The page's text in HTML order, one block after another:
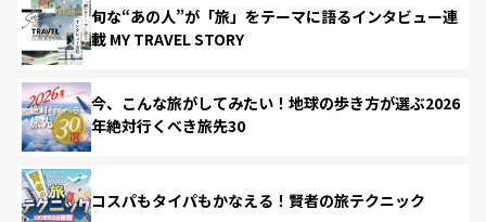
旬な“あの人”が「旅」をテーマに語るインタビュー連
載 MY TRAVEL STORY
今、こんな旅がしてみたい！地球の歩き方が選ぶ2026
年絶対行くべき旅先30
コスパもタイパもかなえる！賢者の旅テクニック